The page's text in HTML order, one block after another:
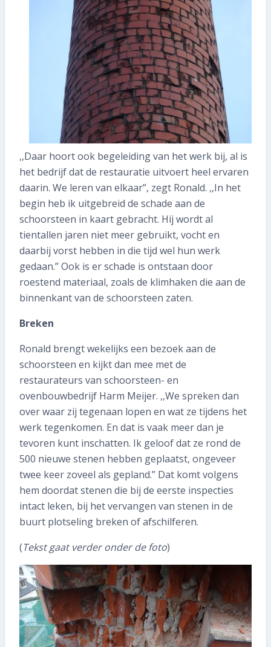
,,Daar hoort ook begeleiding van het werk bij, al is
het bedrijf dat de restauratie uitvoert heel ervaren
daarin. We leren van elkaar”, zegt Ronald. ,,In het
begin heb ik uitgebreid de schade aan de
schoorsteen in kaart gebracht. Hij wordt al
tientallen jaren niet meer gebruikt, vocht en
daarbij vorst hebben in die tijd wel hun werk
gedaan.” Ook is er schade is ontstaan door
roestend materiaal, zoals de klimhaken die aan de
binnenkant van de schoorsteen zaten.
Breken
Ronald brengt wekelijks een bezoek aan de
schoorsteen en kijkt dan mee met de
restaurateurs van schoorsteen- en
ovenbouwbedrijf Harm Meijer. ,,We spreken dan
over waar zij tegenaan lopen en wat ze tijdens het
werk tegenkomen. En dat is vaak meer dan je
tevoren kunt inschatten. Ik geloof dat ze rond de
500 nieuwe stenen hebben geplaatst, ongeveer
twee keer zoveel als gepland.” Dat komt volgens
hem doordat stenen die bij de eerste inspecties
intact leken, bij het vervangen van stenen in de
buurt plotseling breken of afschilferen.
(Tekst gaat verder onder de foto)